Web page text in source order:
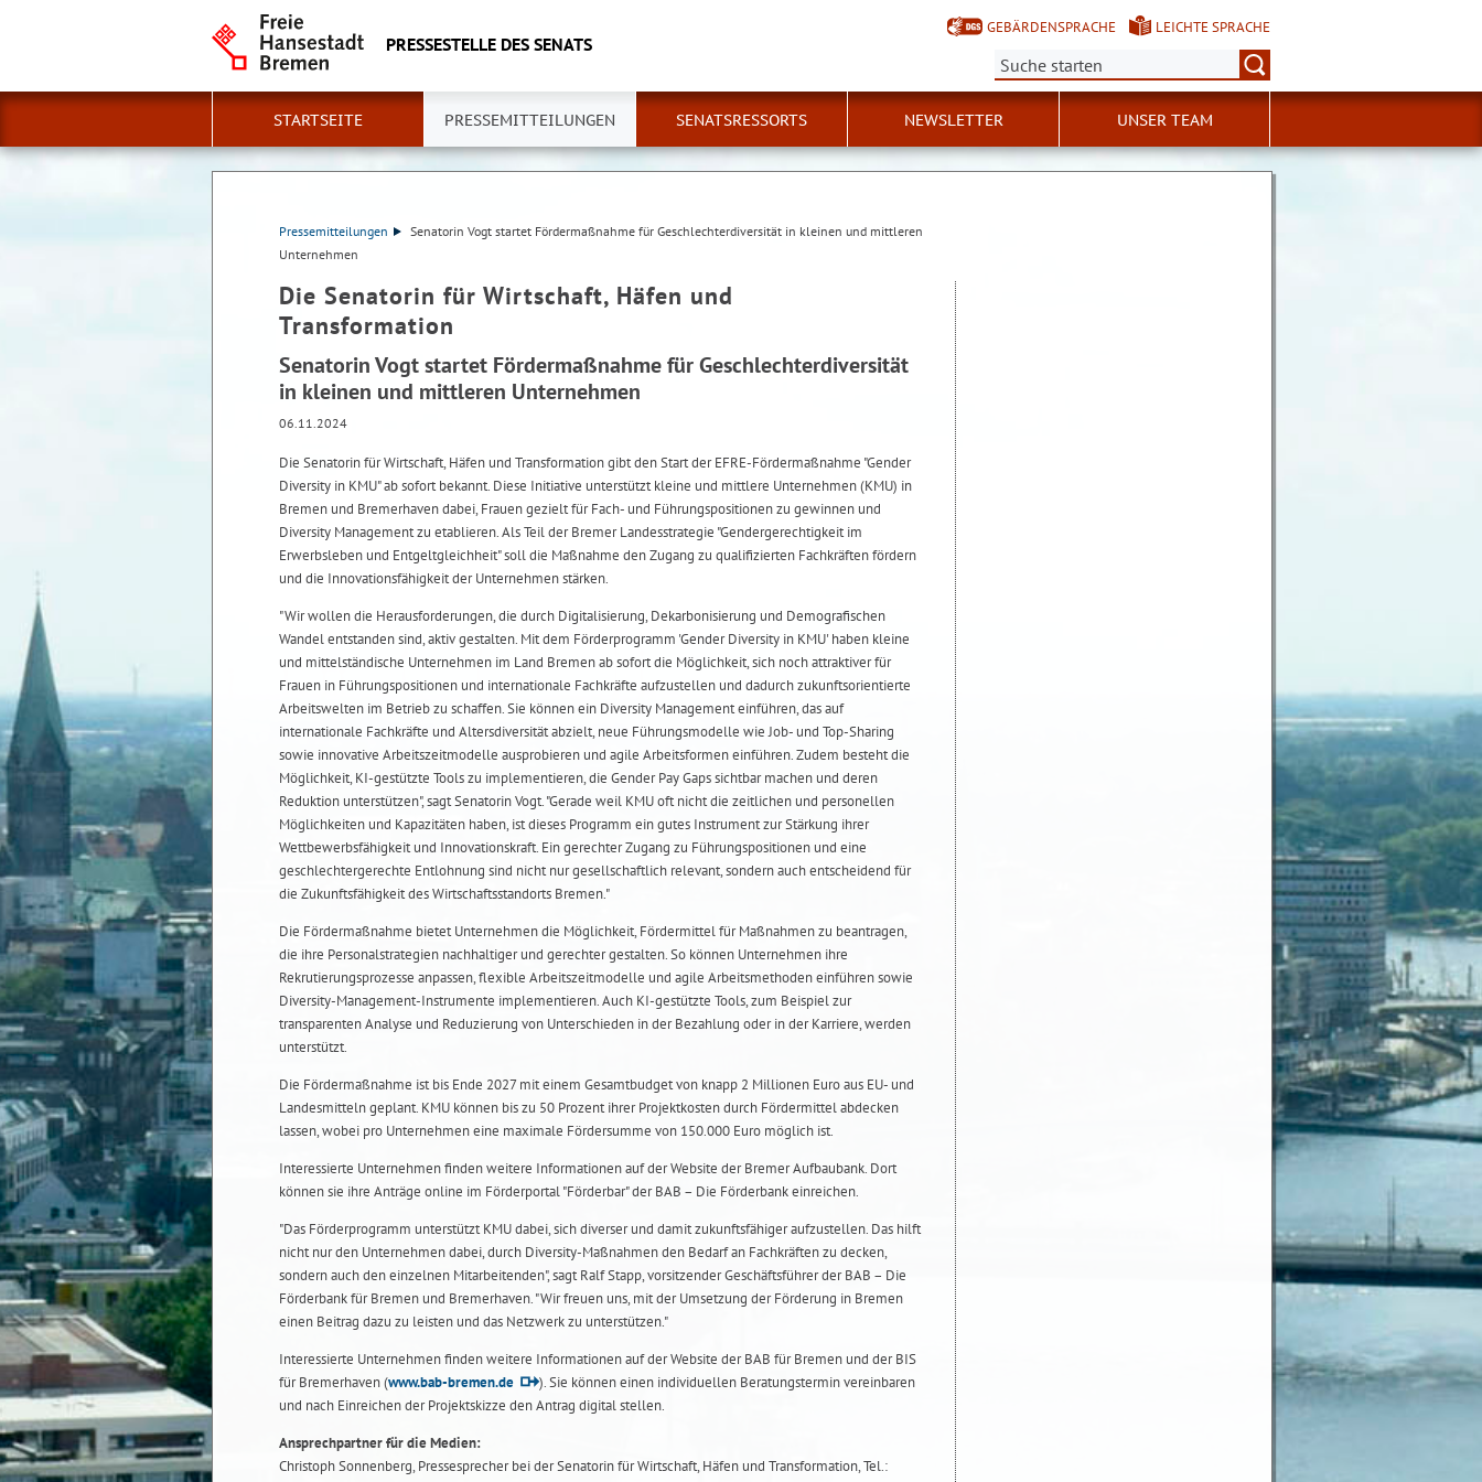
PRESSESTELLE DES SENATS
GEBÄRDENSPRACHE
LEICHTE SPRACHE
Suche:
STARTSEITE PRESSEMITTEILUNGEN SENATSRESSORTS NEWSLETTER UNSER TEAM
Pressemitteilungen
Senatorin Vogt startet Fördermaßnahme für Geschlechterdiversität in kleinen und mittleren
Unternehmen
Die Senatorin für Wirtschaft, Häfen und
Transformation
Senatorin Vogt startet Fördermaßnahme für Geschlechterdiversität
in kleinen und mittleren Unternehmen
06.11.2024
Die Senatorin für Wirtschaft, Häfen und Transformation gibt den Start der EFRE-Fördermaßnahme "Gender
Diversity in KMU" ab sofort bekannt. Diese Initiative unterstützt kleine und mittlere Unternehmen (KMU) in
Bremen und Bremerhaven dabei, Frauen gezielt für Fach- und Führungspositionen zu gewinnen und
Diversity Management zu etablieren. Als Teil der Bremer Landesstrategie "Gendergerechtigkeit im
Erwerbsleben und Entgeltgleichheit" soll die Maßnahme den Zugang zu qualifizierten Fachkräften fördern
und die Innovationsfähigkeit der Unternehmen stärken.
"Wir wollen die Herausforderungen, die durch Digitalisierung, Dekarbonisierung und Demografischen
Wandel entstanden sind, aktiv gestalten. Mit dem Förderprogramm 'Gender Diversity in KMU' haben kleine
und mittelständische Unternehmen im Land Bremen ab sofort die Möglichkeit, sich noch attraktiver für
Frauen in Führungspositionen und internationale Fachkräfte aufzustellen und dadurch zukunftsorientierte
Arbeitswelten im Betrieb zu schaffen. Sie können ein Diversity Management einführen, das auf
internationale Fachkräfte und Altersdiversität abzielt, neue Führungsmodelle wie Job- und Top-Sharing
sowie innovative Arbeitszeitmodelle ausprobieren und agile Arbeitsformen einführen. Zudem besteht die
Möglichkeit, KI-gestützte Tools zu implementieren, die Gender Pay Gaps sichtbar machen und deren
Reduktion unterstützen", sagt Senatorin Vogt. "Gerade weil KMU oft nicht die zeitlichen und personellen
Möglichkeiten und Kapazitäten haben, ist dieses Programm ein gutes Instrument zur Stärkung ihrer
Wettbewerbsfähigkeit und Innovationskraft. Ein gerechter Zugang zu Führungspositionen und eine
geschlechtergerechte Entlohnung sind nicht nur gesellschaftlich relevant, sondern auch entscheidend für
die Zukunftsfähigkeit des Wirtschaftsstandorts Bremen."
Die Fördermaßnahme bietet Unternehmen die Möglichkeit, Fördermittel für Maßnahmen zu beantragen,
die ihre Personalstrategien nachhaltiger und gerechter gestalten. So können Unternehmen ihre
Rekrutierungsprozesse anpassen, flexible Arbeitszeitmodelle und agile Arbeitsmethoden einführen sowie
Diversity-Management-Instrumente implementieren. Auch KI-gestützte Tools, zum Beispiel zur
transparenten Analyse und Reduzierung von Unterschieden in der Bezahlung oder in der Karriere, werden
unterstützt.
Die Fördermaßnahme ist bis Ende 2027 mit einem Gesamtbudget von knapp 2 Millionen Euro aus EU- und
Landesmitteln geplant. KMU können bis zu 50 Prozent ihrer Projektkosten durch Fördermittel abdecken
lassen, wobei pro Unternehmen eine maximale Fördersumme von 150.000 Euro möglich ist.
Interessierte Unternehmen finden weitere Informationen auf der Website der Bremer Aufbaubank. Dort
können sie ihre Anträge online im Förderportal "Förderbar" der BAB – Die Förderbank einreichen.
"Das Förderprogramm unterstützt KMU dabei, sich diverser und damit zukunftsfähiger aufzustellen. Das hilft
nicht nur den Unternehmen dabei, durch Diversity-Maßnahmen den Bedarf an Fachkräften zu decken,
sondern auch den einzelnen Mitarbeitenden", sagt Ralf Stapp, vorsitzender Geschäftsführer der BAB – Die
Förderbank für Bremen und Bremerhaven. "Wir freuen uns, mit der Umsetzung der Förderung in Bremen
einen Beitrag dazu zu leisten und das Netzwerk zu unterstützen."
Interessierte Unternehmen finden weitere Informationen auf der Website der BAB für Bremen und der BIS
für Bremerhaven (www.bab-bremen.de
). Sie können einen individuellen Beratungstermin vereinbaren
und nach Einreichen der Projektskizze den Antrag digital stellen.
Ansprechpartner für die Medien:
Christoph Sonnenberg, Pressesprecher bei der Senatorin für Wirtschaft, Häfen und Transformation, Tel.: